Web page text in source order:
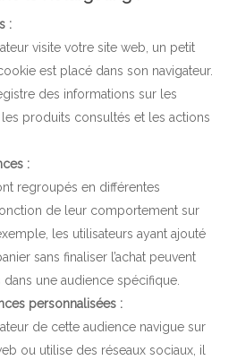
:
visite votre site web, un petit
est placé dans son navigateur.
des informations sur les
les produits consultés et les actions
:
regroupés en différentes
de leur comportement sur
les utilisateurs ayant ajouté
sans finaliser l’achat peuvent
une audience spécifique.
personnalisées :
de cette audience navigue sur
ou utilise des réseaux sociaux, il